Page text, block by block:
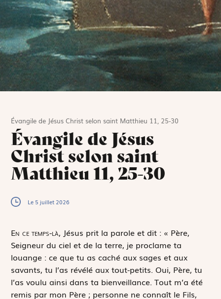
Évangile de Jésus Christ selon saint Matthieu 11, 25-30
Évangile de Jésus
Christ selon saint
Matthieu 11, 25-30
Le 5 juillet 2026
En ce temps-là, Jésus prit la parole et dit : « Père,
Seigneur du ciel et de la terre, je proclame ta
louange : ce que tu as caché aux sages et aux
savants, tu l’as révélé aux tout-petits. Oui, Père, tu
l’as voulu ainsi dans ta bienveillance. Tout m’a été
remis par mon Père ; personne ne connaît le Fils,